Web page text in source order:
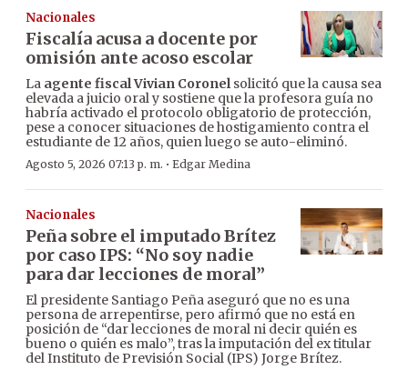
Nacionales
Fiscalía acusa a docente por
omisión ante acoso escolar
La agente fiscal Vivian Coronelsolicitó que la causa sea
elevada a juicio oral y sostiene que la profesora guía no
habría activado el protocolo obligatorio de protección,
pese a conocer situaciones de hostigamiento contra el
estudiante de 12 años, quien luego se auto-eliminó.
Agosto 5, 2026 07:13 p. m. · Edgar Medina
Nacionales
Peña sobre el imputado Brítez
por caso IPS: “No soy nadie
para dar lecciones de moral”
El presidente Santiago Peña aseguró que no es una
persona de arrepentirse, pero afirmó que no está en
posición de “dar lecciones de moral ni decir quién es
bueno o quién es malo”, tras la imputación del ex titular
del Instituto de Previsión Social (IPS) Jorge Brítez.